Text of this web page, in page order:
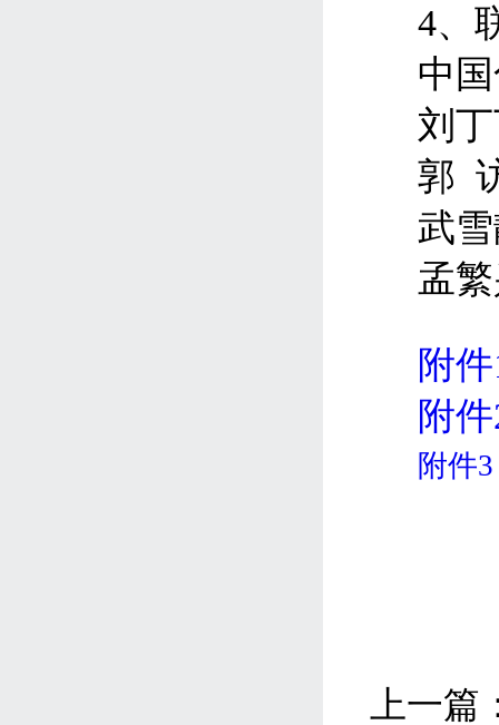
4、
中
刘
郭
武
孟
附件
附件
附件
上一篇